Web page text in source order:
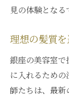
見の体験となる
理想の髪質
銀座の美容室
に入れるため
師たちは、最